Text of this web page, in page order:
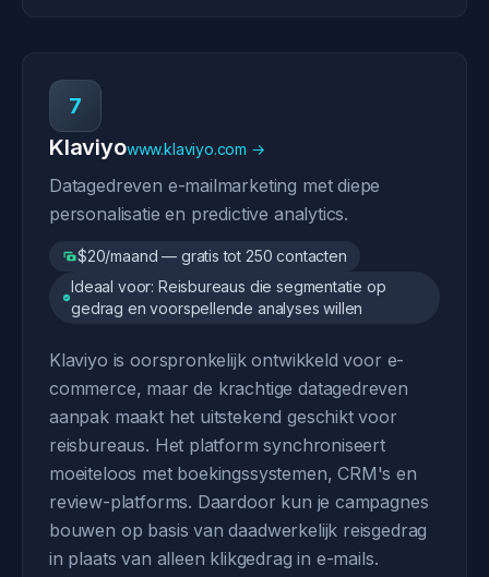
7
Klaviyowww.klaviyo.com →
Datagedreven e-mailmarketing met diepe
personalisatie en predictive analytics.
$20/maand — gratis tot 250 contacten
Ideaal voor: Reisbureaus die segmentatie op
gedrag en voorspellende analyses willen
Klaviyo is oorspronkelijk ontwikkeld voor e-
commerce, maar de krachtige datagedreven
aanpak maakt het uitstekend geschikt voor
reisbureaus. Het platform synchroniseert
moeiteloos met boekingssystemen, CRM's en
review-platforms. Daardoor kun je campagnes
bouwen op basis van daadwerkelijk reisgedrag
in plaats van alleen klikgedrag in e-mails.